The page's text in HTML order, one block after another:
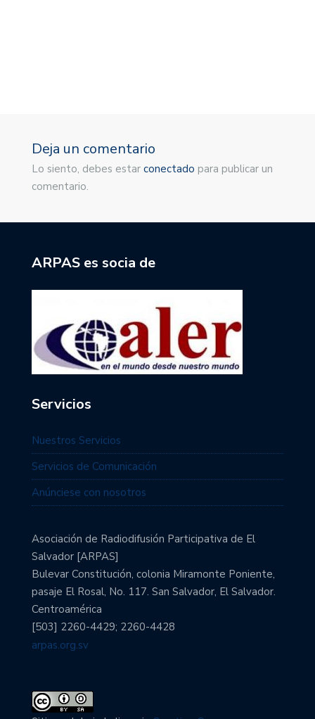
Deja un comentario
Lo siento, debes estar conectado para publicar un
comentario.
ARPAS es socia de
Servicios
Nuestros Servicios
Servicios de Comunicación
Anúnciese con nosotros
Asociación de Radiodifusión Participativa de El
Salvador [ARPAS]
Bulevar Constitución, colonia Miramonte Poniente,
pasaje El Rosal, No. 117. San Salvador, El Salvador.
Centroamérica
[503] 2260-4429; 2260-4428
arpas.org.sv